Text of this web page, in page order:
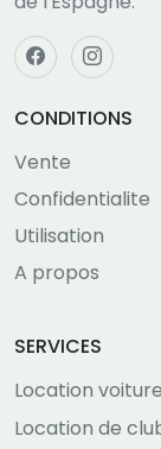
CONDITIONS
Vente
Confidentialite
Utilisation
A propos
SERVICES
Location
Location de